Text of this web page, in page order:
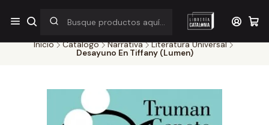
¡Por pocos días! Despacho a $1.000 en RM por compras sobre
$38.000
Inicio Catálogo Narrativa
Literatura Universal
Desayuno En Tiffany (Lumen)